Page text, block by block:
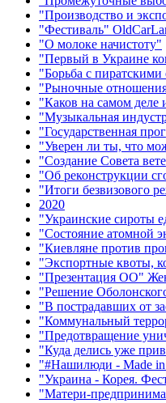
"Производство и
"Фестиваль"
"О молоке начистоту"
"Первый в Украине
"Борьба с пиратскими
"Рыночные
"Каков на самом деле
"Музыкальная
"Государственная
"Уверен ли ты, что
"Создание Совета
"Об реконструкции
"Итоги безвизового
2020
"Украинские сироты
"Состояние атомной
"Киевляне против
"Экспортные квоты,
"Презентация ОО"
"Решение
"В пострадавших от
"Коммунальный
"Предотвращение
"Куда делись уже
"#Нашилюди - Made in
"Украина - Корея.
"Матери-